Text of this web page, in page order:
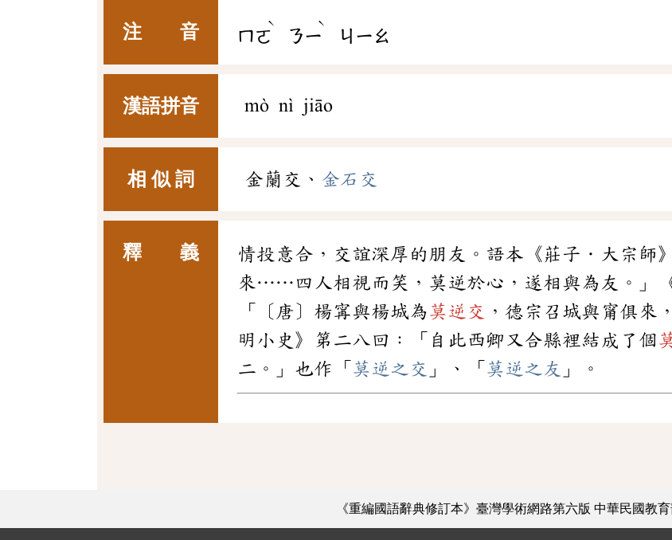
注 音 ㄇㄛ
ˋ
ㄋㄧ
ˋ
ㄐㄧㄠ
漢語拼音 mò nì jiāo
相 似 詞 金蘭交、 金石交
釋 義
情投意合，交誼深厚的朋友。語本《莊子．大宗師
來……四人相視而笑，莫逆於心，遂相與為友。」
「〔唐〕楊𡩋與楊城為莫逆交 ，德宗召城與甯俱來
明小史》第二八回：「自此西卿又合縣裡結成了個
二。」也作「 莫逆之交 」、「 莫逆之友 」。
《重編國語辭典修訂本》臺灣學術網路第六版 中華民國教